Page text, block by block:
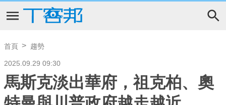
首頁 趨勢
2025.09.29 09:30
馬斯克淡出華府，祖克柏、奧